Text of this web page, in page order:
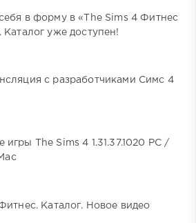
в форму в «The Sims 4 Фитнес
Каталог уже доступен!
с разработчиками Симс 4
игры The Sims 4 1.31.37.1020 PC /
Каталог. Новое видео